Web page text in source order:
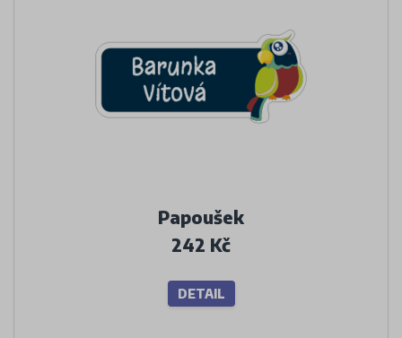
Papoušek
242 Kč
DETAIL